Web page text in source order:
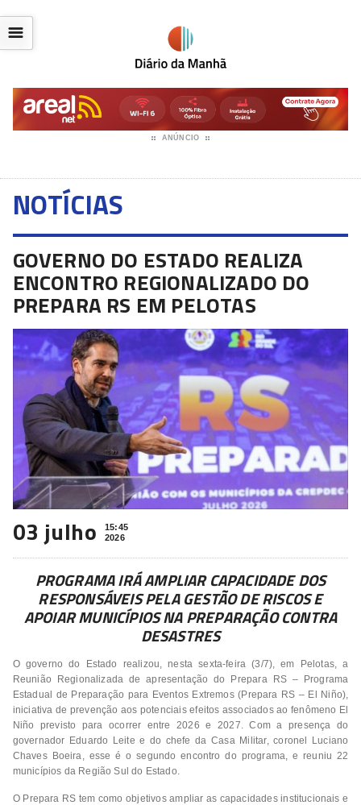
ANÚNCIO
☰
NOTÍCIAS
GOVERNO DO ESTADO REALIZA
ENCONTRO REGIONALIZADO DO
PREPARA RS EM PELOTAS
03 julho
15:45
2026
PROGRAMA IRÁ AMPLIAR CAPACIDADE DOS
RESPONSÁVEIS PELA GESTÃO DE RISCOS E
APOIAR MUNICÍPIOS NA PREPARAÇÃO CONTRA
DESASTRES
O governo do Estado realizou, nesta sexta-feira (3/7), em Pelotas, a
Reunião Regionalizada de apresentação do Prepara RS – Programa
Estadual de Preparação para Eventos Extremos (Prepara RS – El Niño),
iniciativa de prevenção aos potenciais efeitos associados ao fenômeno El
Niño previsto para ocorrer entre 2026 e 2027. Com a presença do
governador Eduardo Leite e do chefe da Casa Militar, coronel Luciano
Chaves Boeira, esse é o segundo encontro do programa, e reuniu 22
municípios da Região Sul do Estado.
O Prepara RS tem como objetivos ampliar as capacidades institucionais e